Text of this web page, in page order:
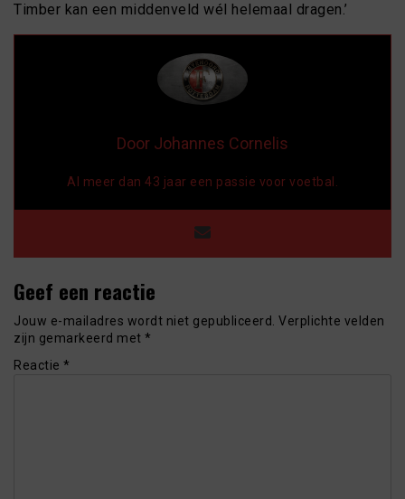
Timber kan een middenveld wél helemaal dragen.’
Door Johannes Cornelis
Al meer dan 43 jaar een passie voor voetbal.
Geef een reactie
Jouw e-mailadres wordt niet gepubliceerd. Verplichte velden
zijn gemarkeerd met *
Reactie *